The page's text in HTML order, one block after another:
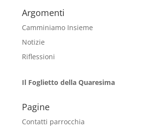
Argomenti
Camminiamo Insieme
Notizie
Riflessioni
Il Foglietto della Quaresima
Pagine
Contatti parrocchia